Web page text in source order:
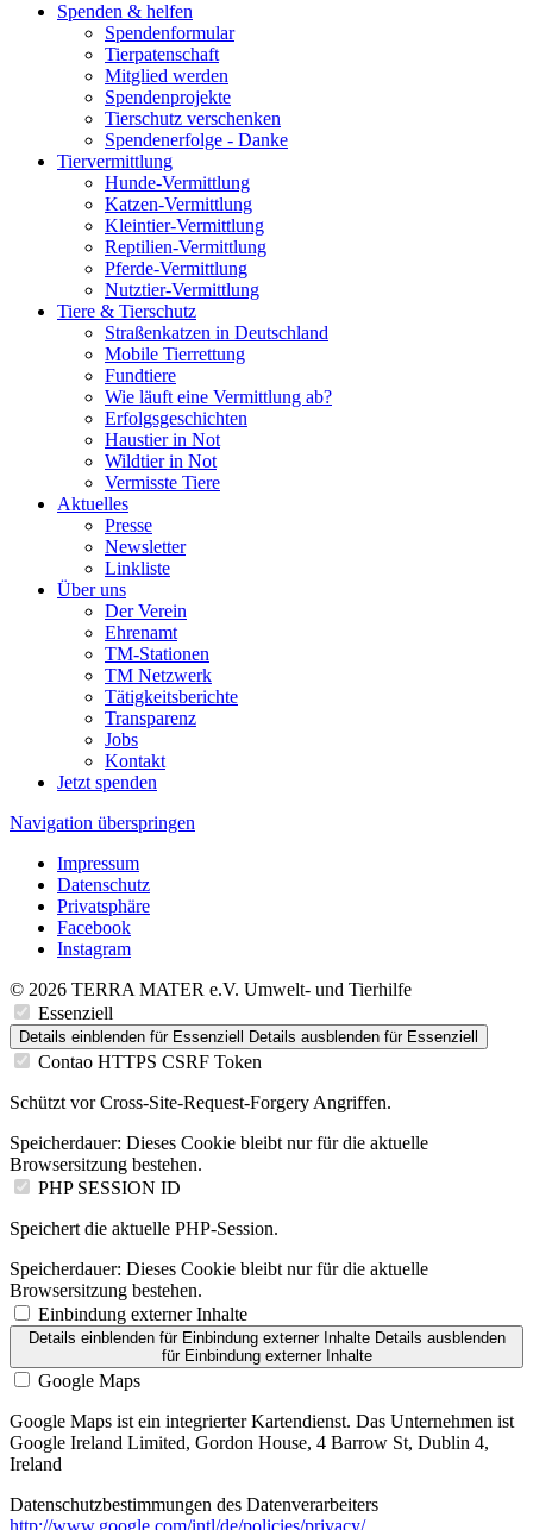
Spenden & helfen
Spendenformular
Tierpatenschaft
Mitglied werden
Spendenprojekte
Tierschutz verschenken
Spendenerfolge - Danke
Tiervermittlung
Hunde-Vermittlung
Katzen-Vermittlung
Kleintier-Vermittlung
Reptilien-Vermittlung
Pferde-Vermittlung
Nutztier-Vermittlung
Tiere & Tierschutz
Straßenkatzen in Deutschland
Mobile Tierrettung
Fundtiere
Wie läuft eine Vermittlung ab?
Erfolgsgeschichten
Haustier in Not
Wildtier in Not
Vermisste Tiere
Aktuelles
Presse
Newsletter
Linkliste
Über uns
Der Verein
Ehrenamt
TM-Stationen
TM Netzwerk
Tätigkeitsberichte
Transparenz
Jobs
Kontakt
Jetzt spenden
Navigation überspringen
Impressum
Datenschutz
Privatsphäre
Facebook
Instagram
© 2026 TERRA MATER e.V. Umwelt- und Tierhilfe
Essenziell
Details einblenden für Essenziell Details ausblenden für Essenziell
Contao HTTPS CSRF Token
Schützt vor Cross-Site-Request-Forgery Angriffen.
Speicherdauer: Dieses Cookie bleibt nur für die aktuelle
Browsersitzung bestehen.
PHP SESSION ID
Speichert die aktuelle PHP-Session.
Speicherdauer: Dieses Cookie bleibt nur für die aktuelle
Browsersitzung bestehen.
Einbindung externer Inhalte
Details einblendenfür Einbindung externer Inhalte Details ausblenden
für Einbindung externer Inhalte
Google Maps
Google Maps ist ein integrierter Kartendienst. Das Unternehmen ist
Google Ireland Limited, Gordon House, 4 Barrow St, Dublin 4,
Ireland
Datenschutzbestimmungen des Datenverarbeiters